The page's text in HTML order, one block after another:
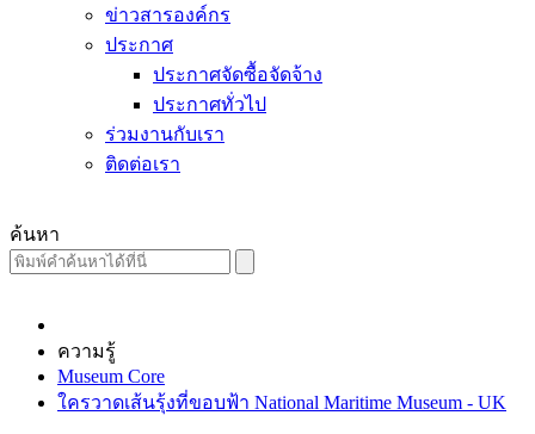
ข่าวสารองค์กร
ประกาศ
ประกาศจัดซื้อจัดจ้าง
ประกาศทั่วไป
ร่วมงานกับเรา
ติดต่อเรา
ค้นหา
ความรู้
Museum Core
ใครวาดเส้นรุ้งที่ขอบฟ้า National Maritime Museum - UK